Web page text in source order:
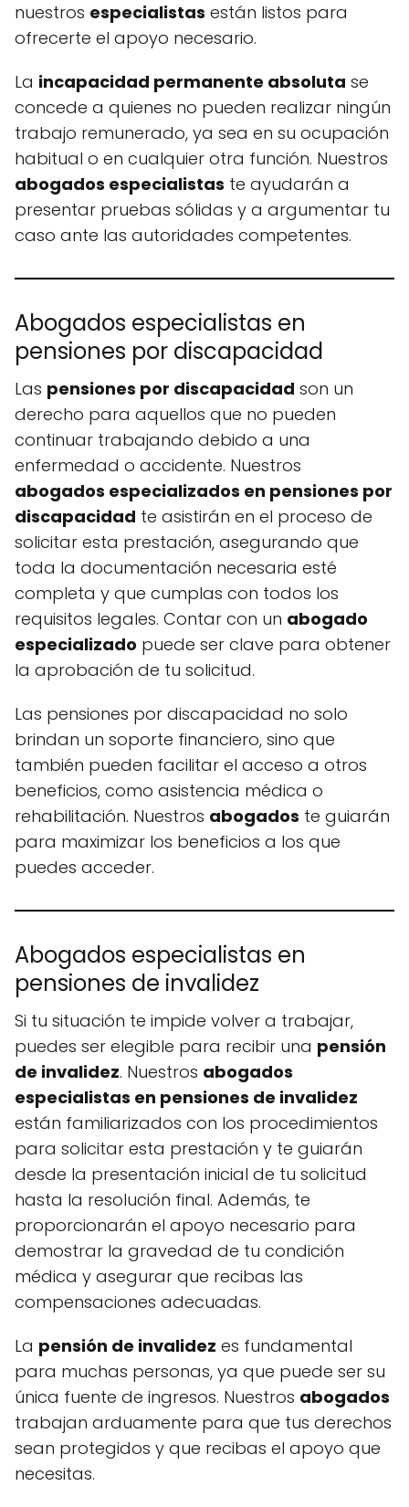
nuestros especialistas están listos para
ofrecerte el apoyo necesario.
La incapacidad permanente absoluta se
concede a quienes no pueden realizar ningún
trabajo remunerado, ya sea en su ocupación
habitual o en cualquier otra función. Nuestros
abogados especialistas te ayudarán a
presentar pruebas sólidas y a argumentar tu
caso ante las autoridades competentes.
Abogados especialistas en
pensiones por discapacidad
Las pensiones por discapacidad son un
derecho para aquellos que no pueden
continuar trabajando debido a una
enfermedad o accidente. Nuestros
abogados especializados en pensiones por
discapacidad te asistirán en el proceso de
solicitar esta prestación, asegurando que
toda la documentación necesaria esté
completa y que cumplas con todos los
requisitos legales. Contar con un abogado
especializado puede ser clave para obtener
la aprobación de tu solicitud.
Las pensiones por discapacidad no solo
brindan un soporte financiero, sino que
también pueden facilitar el acceso a otros
beneficios, como asistencia médica o
rehabilitación. Nuestros abogados te guiarán
para maximizar los beneficios a los que
puedes acceder.
Abogados especialistas en
pensiones de invalidez
Si tu situación te impide volver a trabajar,
puedes ser elegible para recibir una pensión
de invalidez. Nuestros abogados
especialistas en pensiones de invalidez
están familiarizados con los procedimientos
para solicitar esta prestación y te guiarán
desde la presentación inicial de tu solicitud
hasta la resolución final. Además, te
proporcionarán el apoyo necesario para
demostrar la gravedad de tu condición
médica y asegurar que recibas las
compensaciones adecuadas.
La pensión de invalidez es fundamental
para muchas personas, ya que puede ser su
única fuente de ingresos. Nuestros abogados
trabajan arduamente para que tus derechos
sean protegidos y que recibas el apoyo que
necesitas.